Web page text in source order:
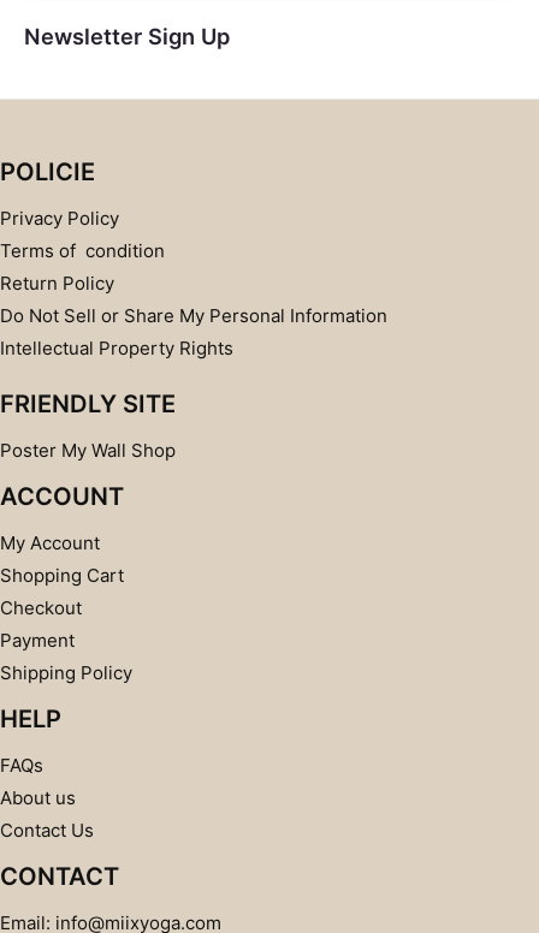
Newsletter Sign Up
POLICIE
Privacy Policy
Terms of condition
Return Policy
Do Not Sell or Share My Personal Information
Intellectual Property Rights
FRIENDLY SITE
Poster My Wall Shop
ACCOUNT
My Account
Shopping Cart
Checkout
Payment
Shipping Policy
HELP
FAQs
About us
Contact Us
CONTACT
Email: info@miixyoga.com